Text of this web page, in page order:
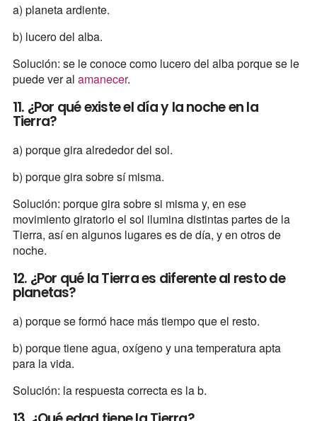
a) planeta ardiente.
b) lucero del alba.
Solución: se le conoce como lucero del alba porque se le
puede ver al amanecer.
11. ¿Por qué existe el día y la noche en la
Tierra?
a) porque gira alrededor del sol.
b) porque gira sobre sí misma.
Solución: porque gira sobre si misma y, en ese
movimiento giratorio el sol ilumina distintas partes de la
Tierra, así en algunos lugares es de día, y en otros de
noche.
12. ¿Por qué la Tierra es diferente al resto de
planetas?
a) porque se formó hace más tiempo que el resto.
b) porque tiene agua, oxígeno y una temperatura apta
para la vida.
Solución: la respuesta correcta es la b.